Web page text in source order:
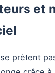
et
prêtent